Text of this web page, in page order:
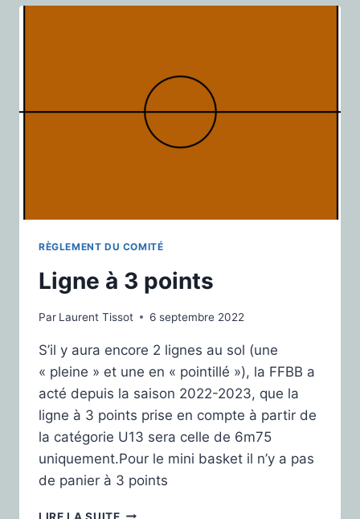
RÈGLEMENT DU COMITÉ
Ligne à 3 points
Par Laurent Tissot 6 septembre 2022
S’il y aura encore 2 lignes au sol (une
« pleine » et une en « pointillé »), la FFBB a
acté depuis la saison 2022-2023, que la
ligne à 3 points prise en compte à partir de
la catégorie U13 sera celle de 6m75
uniquement.Pour le mini basket il n’y a pas
de panier à 3 points
LIRE LA SUITE